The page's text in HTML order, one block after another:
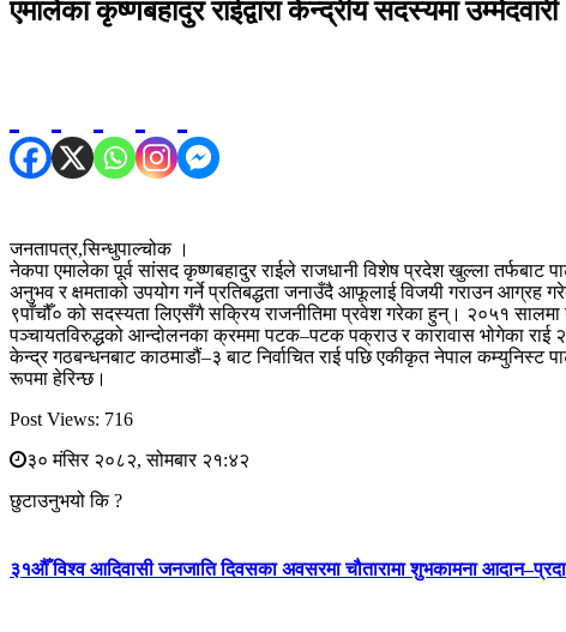
एमालेका कृष्णबहादुर राईद्वारा केन्द्रीय सदस्यमा उम्मेदवारी
जनतापत्र,सिन्धुपाल्चोक ।
नेकपा एमालेका पूर्व सांसद कृष्णबहादुर राईले राजधानी विशेष प्रदेश खुल्ला तर्फबाट
अनुभव र क्षमताको उपयोग गर्ने प्रतिबद्धता जनाउँदै आफूलाई विजयी गराउन आग्रह
९पाँचौँ० को सदस्यता लिएसँगै सक्रिय राजनीतिमा प्रवेश गरेका हुन्। २०५१ सालमा
पञ्चायतविरुद्धको आन्दोलनका क्रममा पटक–पटक पक्राउ र कारावास भोगेका राई
केन्द्र गठबन्धनबाट काठमाडौं–३ बाट निर्वाचित राई पछि एकीकृत नेपाल कम्युनिस्ट
रूपमा हेरिन्छ।
Post Views: 716
३० मंसिर २०८२, सोमबार २१:४२
छुटाउनुभयो कि ?
३१औँ विश्व आदिवासी जनजाति दिवसका अवसरमा चौतारामा शुभकामना